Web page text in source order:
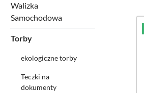
Walizka
Samochodowa
Torby
ekologiczne torby
Teczki na
dokumenty